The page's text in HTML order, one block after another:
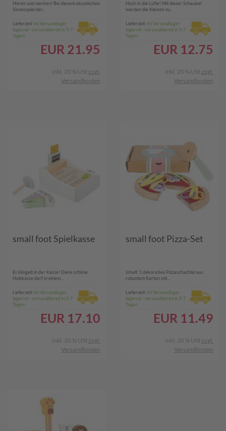
Hören und merken! Bei diesem akustischen
Sinnesspiel der...
Lieferzeit: Im Versandlager
lagernd - versandbereit in 5-7
Tagen
EUR 21.95
inkl. 20 % USt zzgl.
Versandkosten
Hoch in die Lüfte! Mit dieser Schaukel
werden die Kleinen zu...
Lieferzeit: Im Versandlager
lagernd - versandbereit in 5-7
Tagen
EUR 12.75
inkl. 20 % USt zzgl.
Versandkosten
small foot Spielkasse
Es klingelt in der Kasse! Diese schöne
Holzkasse darf in einem...
Lieferzeit: Im Versandlager
lagernd - versandbereit in 5-7
Tagen
EUR 17.10
inkl. 20 % USt zzgl.
Versandkosten
small foot Pizza-Set
Inhalt: 1 dekorative Pizzaschachtel aus
robustem Karton mit...
Lieferzeit: Im Versandlager
lagernd - versandbereit in 5-7
Tagen
EUR 11.49
inkl. 20 % USt zzgl.
Versandkosten